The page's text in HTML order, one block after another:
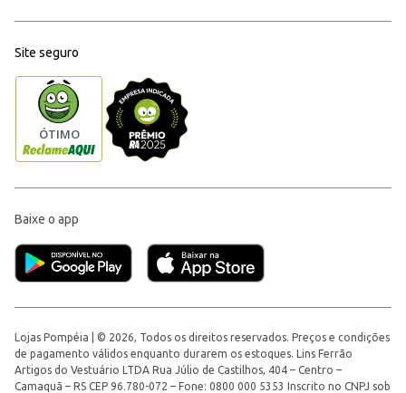
Site seguro
Baixe o app
Lojas Pompéia | © 2026, Todos os direitos reservados. Preços e condições
de pagamento válidos enquanto durarem os estoques. Lins Ferrão
Artigos do Vestuário LTDA Rua Júlio de Castilhos, 404 – Centro –
Camaquã – RS CEP 96.780-072 – Fone: 0800 000 5353 Inscrito no CNPJ sob